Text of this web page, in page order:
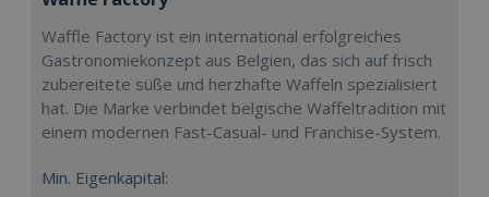
Waffle Factory ist ein international erfolgreiches
Gastronomiekonzept aus Belgien, das sich auf frisch
zubereitete süße und herzhafte Waffeln spezialisiert
hat. Die Marke verbindet belgische Waffeltradition mit
einem modernen Fast-Casual- und Franchise-System.
Min. Eigenkapital: